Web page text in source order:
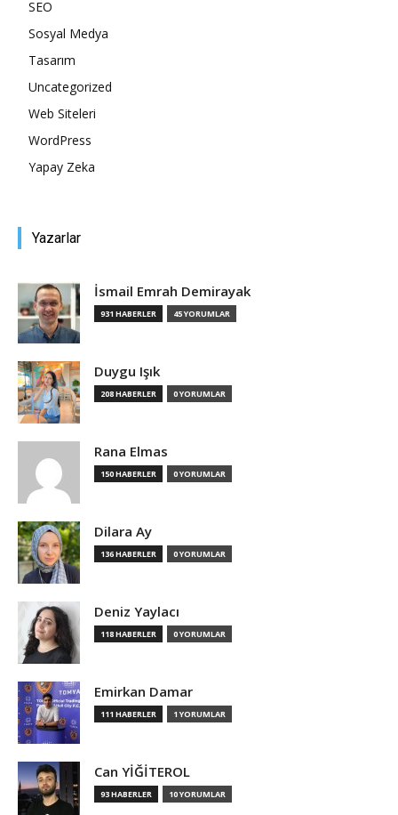
SEO
Sosyal Medya
Tasarım
Uncategorized
Web Siteleri
WordPress
Yapay Zeka
Yazarlar
İsmail Emrah Demirayak
931 HABERLER 45 YORUMLAR
Duygu Işık
208 HABERLER 0 YORUMLAR
Rana Elmas
150 HABERLER 0 YORUMLAR
Dilara Ay
136 HABERLER 0 YORUMLAR
Deniz Yaylacı
118 HABERLER 0 YORUMLAR
Emirkan Damar
111 HABERLER 1 YORUMLAR
Can YİĞİTEROL
93 HABERLER 10 YORUMLAR